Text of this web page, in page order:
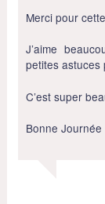
Merci pour
J’aime
petites astuces
C’est super
Bonne Journée